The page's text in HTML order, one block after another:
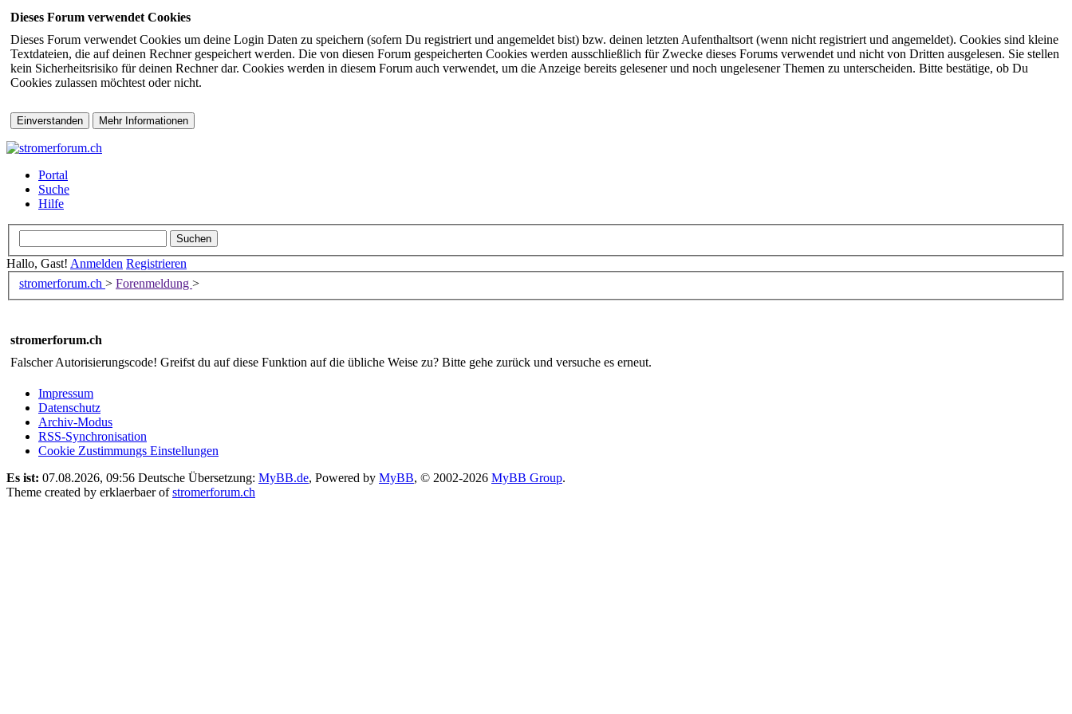
Dieses Forum verwendet Cookies
Dieses Forum verwendet Cookies um deine Login Daten zu speichern (sofern Du registriert und angemeldet bist) bzw. deinen letzten Aufenthaltsort (wenn nicht registriert und angemeldet). Cookies sind kleine
Textdateien, die auf deinen Rechner gespeichert werden. Die von diesen Forum gespeicherten Cookies werden ausschließlich für Zwecke dieses Forums verwendet und nicht von Dritten ausgelesen. Sie stellen
kein Sicherheitsrisiko für deinen Rechner dar. Cookies werden in diesem Forum auch verwendet, um die Anzeige bereits gelesener und noch ungelesener Themen zu unterscheiden. Bitte bestätige, ob Du
Cookies zulassen möchtest oder nicht.
Portal
Suche
Hilfe
Hallo, Gast! Anmelden Registrieren
stromerforum.ch > Forenmeldung >
stromerforum.ch
Falscher Autorisierungscode! Greifst du auf diese Funktion auf die übliche Weise zu? Bitte gehe zurück und versuche es erneut.
Impressum
Datenschutz
Archiv-Modus
RSS-Synchronisation
Cookie Zustimmungs Einstellungen
Es ist: 07.08.2026, 09:56 Deutsche Übersetzung: MyBB.de, Powered by MyBB, © 2002-2026 MyBB Group.
Theme created by erklaerbaer ofstromerforum.ch